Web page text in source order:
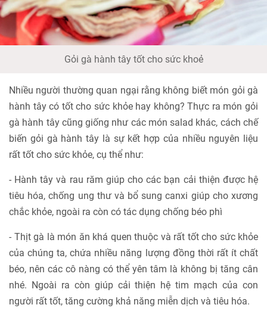
Gỏi gà hành tây tốt cho sức khoẻ
Nhiều người thường quan ngại rằng không biết món gỏi gà
hành tây có tốt cho sức khỏe hay không? Thực ra món gỏi
gà hành tây cũng giống như các món salad khác, cách chế
biến gỏi gà hành tây là sự kết hợp của nhiều nguyên liệu
rất tốt cho sức khỏe, cụ thể như:
- Hành tây và rau răm giúp cho các bạn cải thiện được hệ
tiêu hóa, chống ung thư và bổ sung canxi giúp cho xương
chắc khỏe, ngoài ra còn có tác dụng chống béo phì
- Thịt gà là món ăn khá quen thuộc và rất tốt cho sức khỏe
của chúng ta, chứa nhiều năng lượng đồng thời rất ít chất
béo, nên các cô nàng có thể yên tâm là không bị tăng cân
nhé. Ngoài ra còn giúp cải thiện hệ tim mạch của con
người rất tốt, tăng cường khả năng miễn dịch và tiêu hóa.